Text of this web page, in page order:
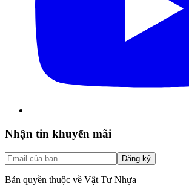
Nhận tin khuyến mãi
Đăng ký
Bản quyền thuộc về Vật Tư Nhựa